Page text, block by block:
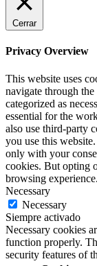
Cerrar
Privacy Overview
This website uses
navigate through
categorized as
essential for the
also use third-party
you use this
only with your
cookies. But opting
browsing experience.
Necessary
Necessary
Siempre activado
Necessary cookies
function properly.
security features of